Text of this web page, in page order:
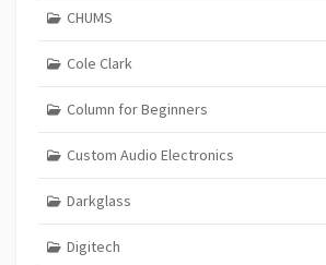
CHUMS
Cole Clark
Column for Beginners
Custom Audio Electronics
Darkglass
Digitech